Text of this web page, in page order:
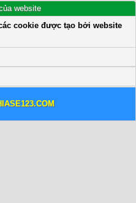
website
cookie được tạo bởi website